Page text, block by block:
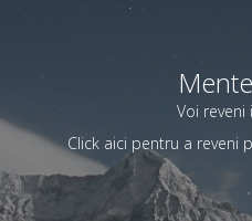
Voi reveni
Click aici pentru a reveni